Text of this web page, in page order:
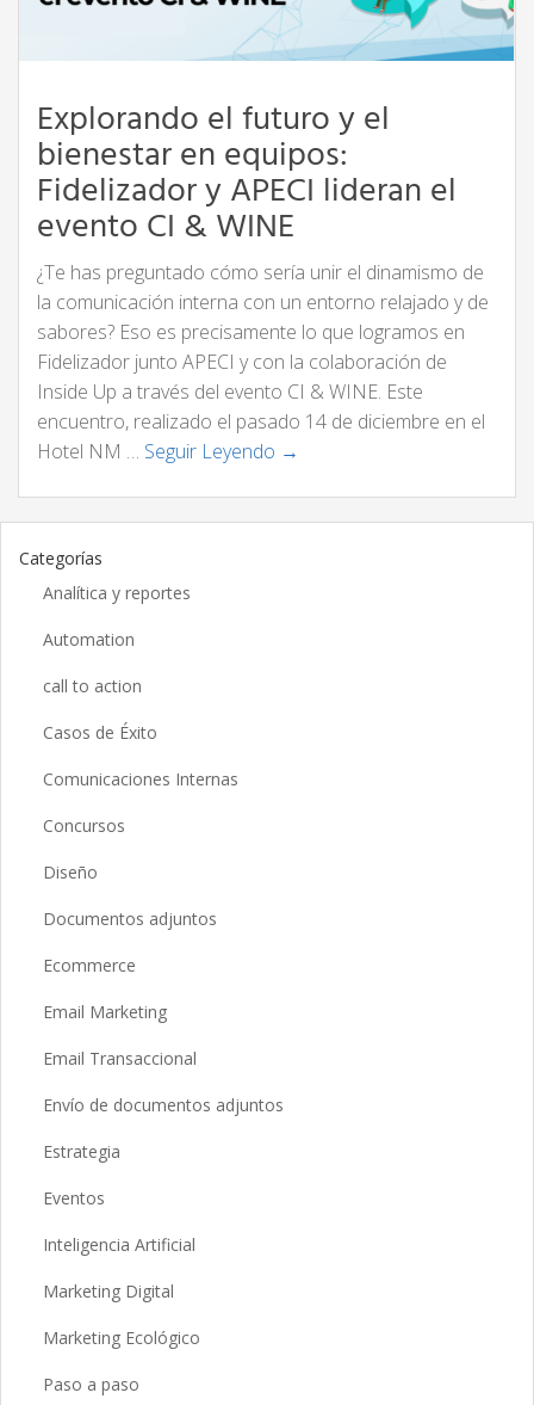
Explorando el futuro y el
bienestar en equipos:
Fidelizador y APECI lideran el
evento CI & WINE
¿Te has preguntado cómo sería unir el dinamismo de
la comunicación interna con un entorno relajado y de
sabores? Eso es precisamente lo que logramos en
Fidelizador junto APECI y con la colaboración de
Inside Up a través del evento CI & WINE. Este
encuentro, realizado el pasado 14 de diciembre en el
Hotel NM … Seguir Leyendo →
Categorías
Analítica y reportes
Automation
call to action
Casos de Éxito
Comunicaciones Internas
Concursos
Diseño
Documentos adjuntos
Ecommerce
Email Marketing
Email Transaccional
Envío de documentos adjuntos
Estrategia
Eventos
Inteligencia Artificial
Marketing Digital
Marketing Ecológico
Paso a paso